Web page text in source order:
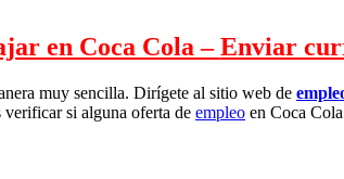
en Coca Cola –Enviar
muy sencilla. Dirígete al sitio web de
si alguna oferta de empleo en Coca